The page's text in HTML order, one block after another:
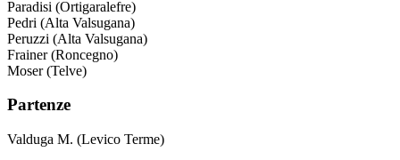
Paradisi (Ortigaralefre)
Pedri (Alta Valsugana)
Peruzzi (Alta Valsugana)
Frainer (Roncegno)
Moser (Telve)
Partenze
Valduga M. (Levico Terme)